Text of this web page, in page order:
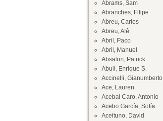
Abrams, Sam
Abranches, Filipe
Abreu, Carlos
Abreu, Alê
Abril, Paco
Abril, Manuel
Absalon, Patrick
Abulí, Enrique S.
Accinelli, Gianumberto
Ace, Lauren
Acebal Caro, Antonio
Acebo García, Sofía
Aceituno, David